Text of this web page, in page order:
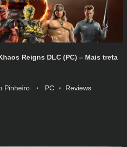
Reigns DLC (PC) – Mais treta
Pinheiro PC Reviews